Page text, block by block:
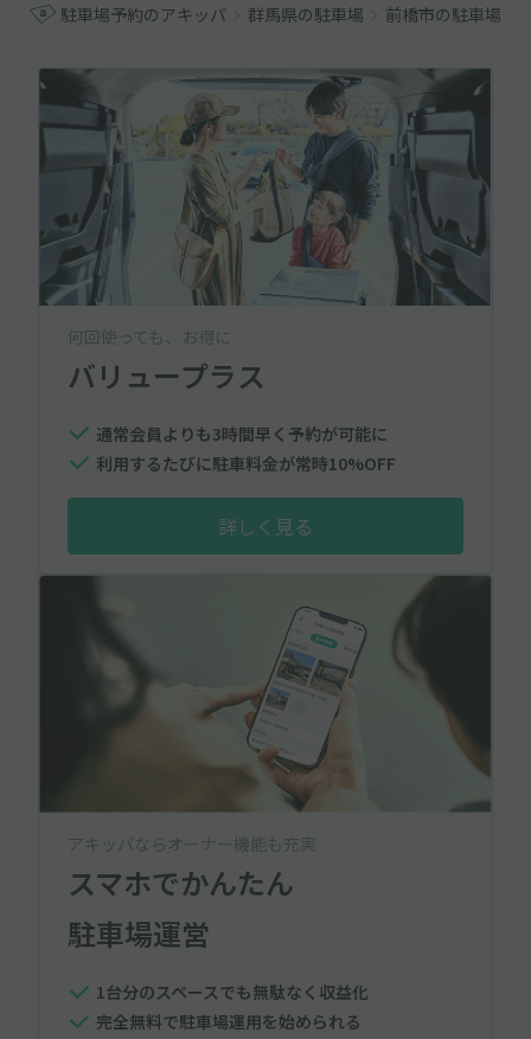
駐車場予約のアキッパ 群馬県の駐車場 前橋市の駐車場
何回使っても、お得に
バリュープラス
通常会員よりも3時間早く予約が可能に
利用するたびに駐車料金が常時10%OFF
詳しく見る
アキッパならオーナー機能も充実
スマホでかんたん
駐車場運営
1台分のスペースでも無駄なく収益化
完全無料で駐車場運用を始められる